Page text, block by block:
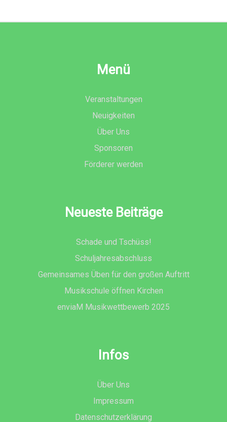
Menü
Veranstaltungen
Neuigkeiten
Über Uns
Sponsoren
Förderer werden
Neueste Beiträge
Schade und Tschüss!
Schuljahresabschluss
Gemeinsames Üben für den großen Auftritt
Musikschule öffnen Kirchen
enviaM Musikwettbewerb 2025
Infos
Über Uns
Impressum
Datenschutzerklärung